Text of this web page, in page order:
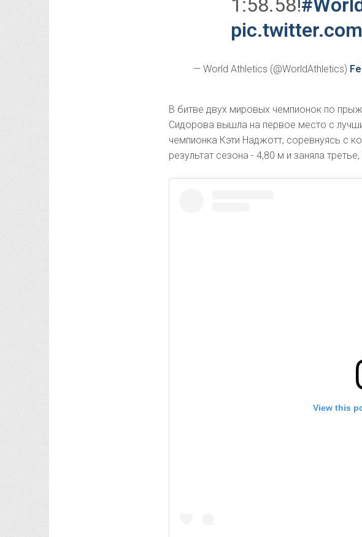
1:58.58!
— World Athletics (@WorldAthletics)
В битве двух мировых чемпионок по
Сидорова вышла на первое место с
чемпионка Кэти Наджотт, соревнуясь с
результат сезона - 4,80 м и заняла
View this